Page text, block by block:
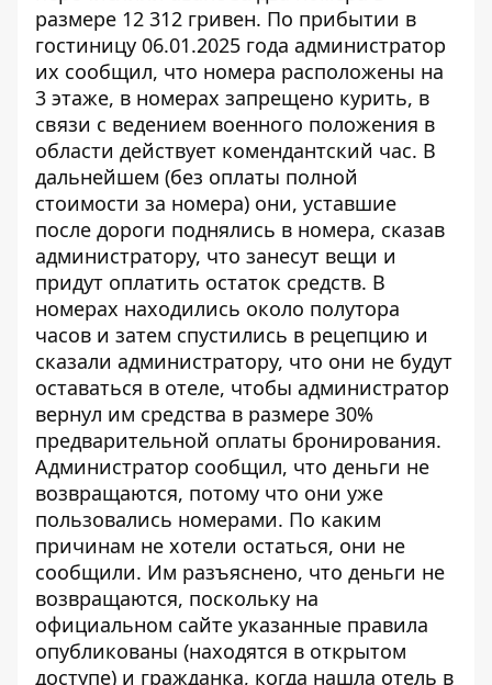
размере 12 312 гривен. По прибытии в
гостиницу 06.01.2025 года администратор
их сообщил, что номера расположены на
3 этаже, в номерах запрещено курить, в
связи с ведением военного положения в
области действует комендантский час. В
дальнейшем (без оплаты полной
стоимости за номера) они, уставшие
после дороги поднялись в номера, сказав
администратору, что занесут вещи и
придут оплатить остаток средств. В
номерах находились около полутора
часов и затем спустились в рецепцию и
сказали администратору, что они не будут
оставаться в отеле, чтобы администратор
вернул им средства в размере 30%
предварительной оплаты бронирования.
Администратор сообщил, что деньги не
возвращаются, потому что они уже
пользовались номерами. По каким
причинам не хотели остаться, они не
сообщили. Им разъяснено, что деньги не
возвращаются, поскольку на
официальном сайте указанные правила
опубликованы (находятся в открытом
доступе) и гражданка, когда нашла отель в